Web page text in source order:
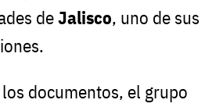
deJalisco, uno de sus
documentos, el grupo